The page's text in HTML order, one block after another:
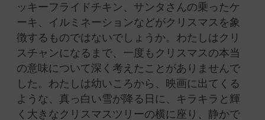
ッキーフライドチキン、サンタさんの乗ったケ
ーキ、イルミネーションなどがクリスマスを象
徴するものではないでしょうか。わたしはクリ
スチャンになるまで、一度もクリスマスの本当
の意味について深く考えたことがありませんで
した。わたしは幼いころから、映画に出てくる
ような、真っ白い雪が降る日に、キラキラと輝
く大きなクリスマスツリーの横に座り、静かで